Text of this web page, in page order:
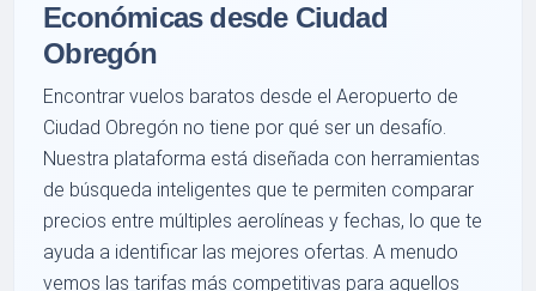
Económicas desde Ciudad
Obregón
Encontrar vuelos baratos desde el Aeropuerto de
Ciudad Obregón no tiene por qué ser un desafío.
Nuestra plataforma está diseñada con herramientas
de búsqueda inteligentes que te permiten comparar
precios entre múltiples aerolíneas y fechas, lo que te
ayuda a identificar las mejores ofertas. A menudo
vemos las tarifas más competitivas para aquellos